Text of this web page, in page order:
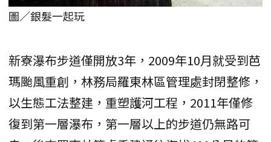
圖／銀髮一起玩
新寮瀑布步道僅開放3年，2009年10月就受到芭
瑪颱風重創，林務局羅東林區管理處封閉整修，
以生態工法整建，重塑護河工程，2011年僅修
復到第一層瀑布，第一層以上的步道仍無路可